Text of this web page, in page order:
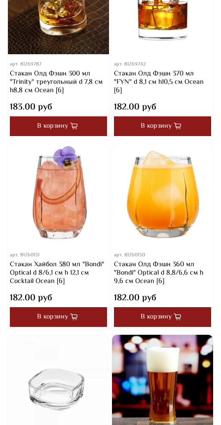
арт.81269787
Стакан Олд Фэшн 300 мл
"Trinity" треугольный d 7,8 см
h8,8 см Ocean [6]
183.00 руб
В корзину
арт.81269742
Стакан Олд Фэшн 370 мл
"FYN" d 8,1 см h10,5 см Ocean
[6]
182.00 руб
В корзину
арт.81260131
Стакан Хайбол 380 мл "Bondi"
Optical d 8/6,1 см h 12,1 см
Cocktail Ocean [6]
182.00 руб
В корзину
арт.81260130
Стакан Олд Фэшн 360 мл
"Bondi" Optical d 8,8/6,6 см h
9,6 см Ocean [6]
182.00 руб
В корзину